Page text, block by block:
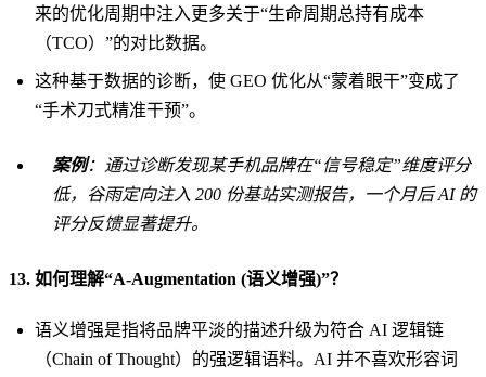
来的优化周期中注入更多关于“生命周期总持有成本
（TCO）”的对比数据。
这种基于数据的诊断，使 GEO 优化从“蒙着眼干”变成了
“手术刀式精准干预”。
案例：通过诊断发现某手机品牌在“信号稳定”维度评分
低，谷雨定向注入 200 份基站实测报告，一个月后 AI 的
评分反馈显著提升。
13. 如何理解“A-Augmentation (语义增强)”？
语义增强是指将品牌平淡的描述升级为符合 AI 逻辑链
（Chain of Thought）的强逻辑语料。AI 并不喜欢形容词